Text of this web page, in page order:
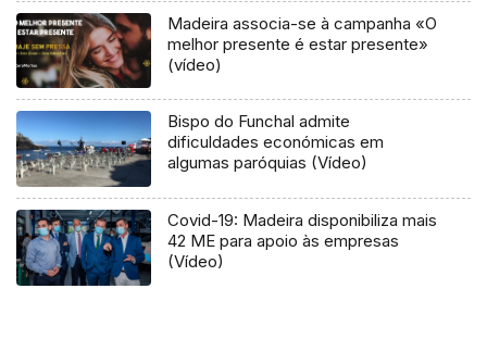
Madeira associa-se à campanha «O
melhor presente é estar presente»
(vídeo)
Bispo do Funchal admite
dificuldades económicas em
algumas paróquias (Vídeo)
Covid-19: Madeira disponibiliza mais
42 ME para apoio às empresas
(Vídeo)